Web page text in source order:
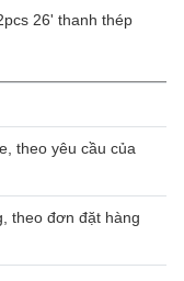
26' thanh thép
theo yêu cầu của
theo đơn đặt hàng